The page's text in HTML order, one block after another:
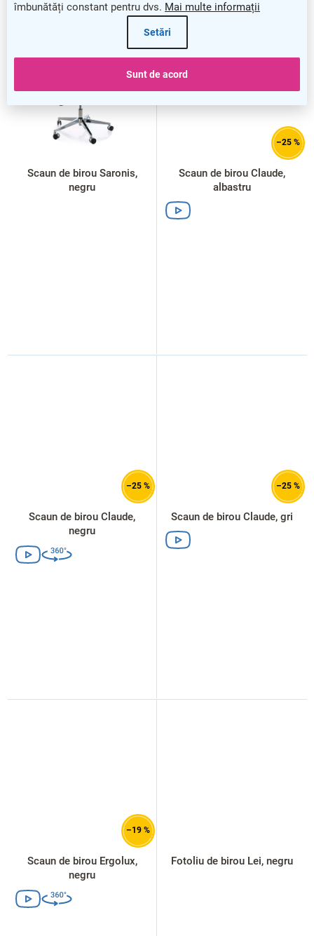
îmbunătăți constant pentru dvs. Mai multe informații
Setări
Sunt de acord
Scaun de birou Saronis,
negru
–25 %
Scaun de birou Claude,
albastru
–25 %
Scaun de birou Claude,
negru
–25 %
Scaun de birou Claude, gri
–19 %
Scaun de birou Ergolux,
negru
Fotoliu de birou Lei, negru